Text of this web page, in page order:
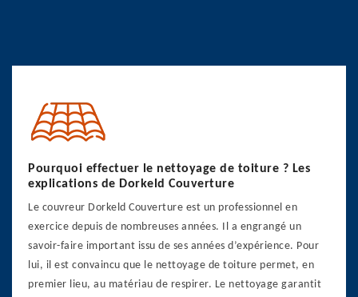
Pourquoi effectuer le nettoyage de toiture ? Les
explications de Dorkeld Couverture
Le couvreur Dorkeld Couverture est un professionnel en
exercice depuis de nombreuses années. Il a engrangé un
savoir-faire important issu de ses années d’expérience. Pour
lui, il est convaincu que le nettoyage de toiture permet, en
premier lieu, au matériau de respirer. Le nettoyage garantit